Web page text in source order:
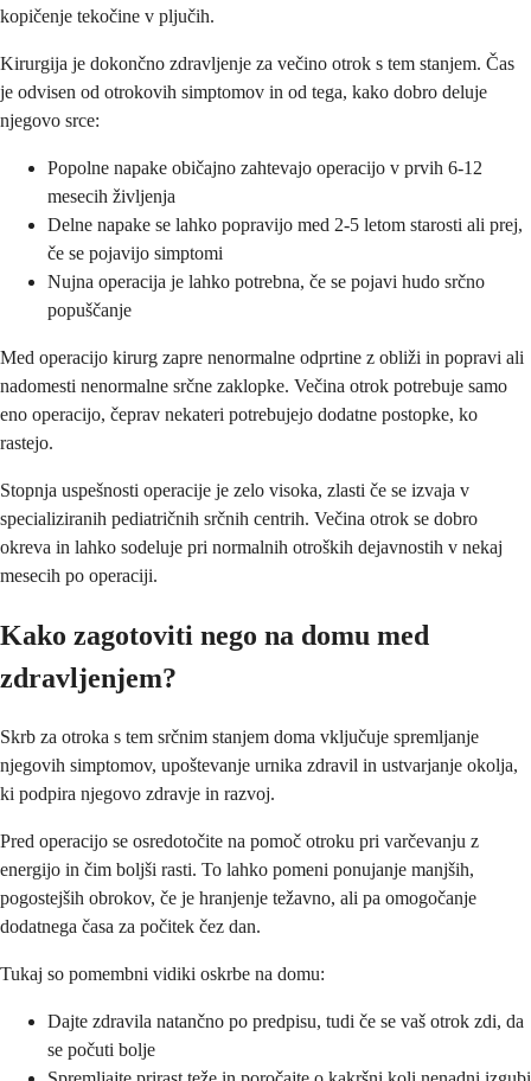
kopičenje tekočine v pljučih.
Kirurgija je dokončno zdravljenje za večino otrok s tem stanjem. Čas
je odvisen od otrokovih simptomov in od tega, kako dobro deluje
njegovo srce:
Popolne napake običajno zahtevajo operacijo v prvih 6-12
mesecih življenja
Delne napake se lahko popravijo med 2-5 letom starosti ali prej,
če se pojavijo simptomi
Nujna operacija je lahko potrebna, če se pojavi hudo srčno
popuščanje
Med operacijo kirurg zapre nenormalne odprtine z obliži in popravi ali
nadomesti nenormalne srčne zaklopke. Večina otrok potrebuje samo
eno operacijo, čeprav nekateri potrebujejo dodatne postopke, ko
rastejo.
Stopnja uspešnosti operacije je zelo visoka, zlasti če se izvaja v
specializiranih pediatričnih srčnih centrih. Večina otrok se dobro
okreva in lahko sodeluje pri normalnih otroških dejavnostih v nekaj
mesecih po operaciji.
Kako zagotoviti nego na domu med
zdravljenjem?
Skrb za otroka s tem srčnim stanjem doma vključuje spremljanje
njegovih simptomov, upoštevanje urnika zdravil in ustvarjanje okolja,
ki podpira njegovo zdravje in razvoj.
Pred operacijo se osredotočite na pomoč otroku pri varčevanju z
energijo in čim boljši rasti. To lahko pomeni ponujanje manjših,
pogostejših obrokov, če je hranjenje težavno, ali pa omogočanje
dodatnega časa za počitek čez dan.
Tukaj so pomembni vidiki oskrbe na domu:
Dajte zdravila natančno po predpisu, tudi če se vaš otrok zdi, da
se počuti bolje